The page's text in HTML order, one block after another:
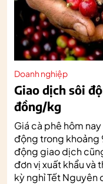
Doanh nghiệp
Giao dịch sôi
đồng/kg
Giá cà phê hôm
động trong
động giao dịch
đơn vị xuất khẩu và
kỳ nghỉ Tết Nguyên